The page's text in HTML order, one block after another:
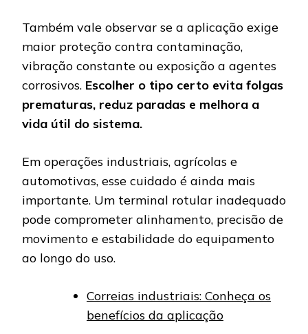
Também vale observar se a aplicação exige
maior proteção contra contaminação,
vibração constante ou exposição a agentes
corrosivos. Escolher o tipo certo evita folgas
prematuras, reduz paradas e melhora a
vida útil do sistema.
Em operações industriais, agrícolas e
automotivas, esse cuidado é ainda mais
importante. Um terminal rotular inadequado
pode comprometer alinhamento, precisão de
movimento e estabilidade do equipamento
ao longo do uso.
Correias industriais: Conheça os
benefícios da aplicação